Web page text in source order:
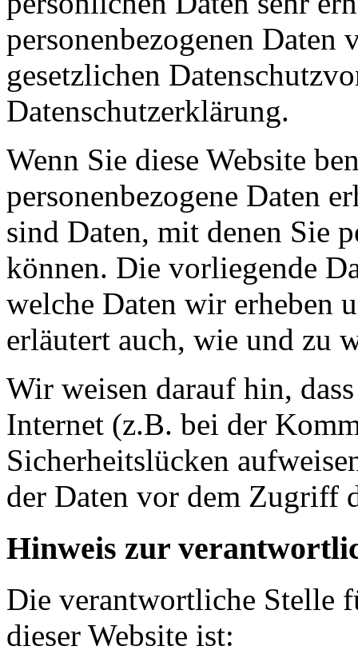
personenbezogenen Daten
gesetzlichen
Datenschutzerklärung.
Wenn Sie diese Website
personenbezogene Daten
sind Daten, mit denen Sie
können. Die vorliegende
welche Daten wir erheben
erläutert auch, wie und zu
Wir weisen darauf hin,
Internet (z.B. bei der
Sicherheitslücken
der Daten vor dem Zugriff
Hinweis zur
Die verantwortliche Stelle
dieser Website ist: